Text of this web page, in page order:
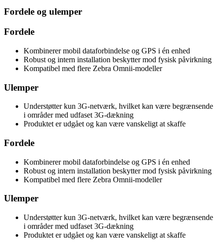
Fordele og ulemper
Fordele
Kombinerer mobil dataforbindelse og GPS i én enhed
Robust og intern installation beskytter mod fysisk påvirkning
Kompatibel med flere Zebra Omnii-modeller
Ulemper
Understøtter kun 3G-netværk, hvilket kan være begrænsende
i områder med udfaset 3G-dækning
Produktet er udgået og kan være vanskeligt at skaffe
Fordele
Kombinerer mobil dataforbindelse og GPS i én enhed
Robust og intern installation beskytter mod fysisk påvirkning
Kompatibel med flere Zebra Omnii-modeller
Ulemper
Understøtter kun 3G-netværk, hvilket kan være begrænsende
i områder med udfaset 3G-dækning
Produktet er udgået og kan være vanskeligt at skaffe